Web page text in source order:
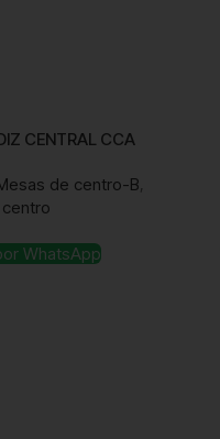
CENTRAL CCA
de centro-B,
WhatsApp